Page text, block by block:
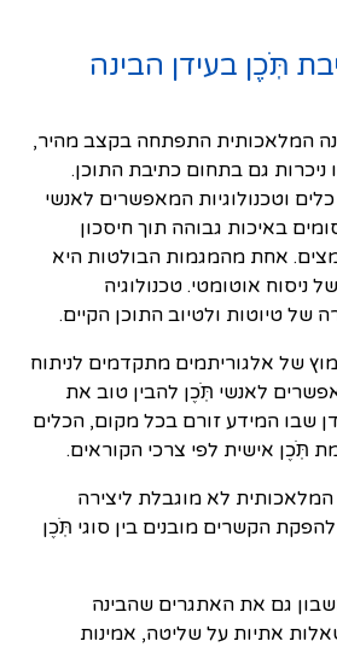
תֹּֽכֶן בעידן הבינה
המלאכותית התפתחה בקצב מהיר,
גם בתחום כתיבת התוכן.
כלים וטכנולוגיות המאפשרים לאנשי
באיכות גבוהה תוך חיסכון
אחת מהמגמות הבולטות היא
ניסוח אוטומטי. טכנולוגיה
של טיוטות ולטיוב התוכן הקיים.
של אלגוריתמים מתקדמים לניתוח
לאנשי תֹּֽכֶן להבין טוב את
שבו המידע זורם בכל מקום, הכלים
תֹּֽכֶן אישית לפי צרכי הקוראים.
לא מוגבלת ליצירה
הקשרים מובנים בין סוגי תֹּֽכֶן
גם את האתגרים שהבינה
אתיות על שליטה, אמינות